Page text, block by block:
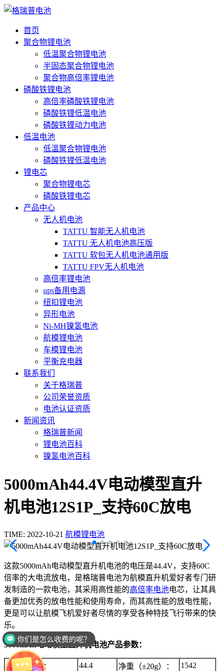
首页
聚合物锂电池
低温聚合物锂电池
半固态聚合物锂电池
聚合物高倍率锂电池
磷酸铁锂电池
高倍率磷酸铁锂电池
磷酸铁锂低温电池
磷酸铁锂动力电池
低温电池
低温聚合物锂电池
磷酸铁锂低温电池
锂电芯
聚合物锂电芯
磷酸铁锂电芯
产品中心
无人机电池
TATTU 智能无人机电池
TATTU 无人机电池高压版
TATTU 软包无人机电池通用版
TATTU FPV无人机电池
高倍率锂电池
ups备用电源
纽扣锂电池
异形电池
Ni-MH镍氢电池
航模锂电池
车模锂电池
平衡充电器
联系我们
关于格瑞普
公司荣誉资质
电池认证资质
新闻资讯
格瑞普新闻
锂电池百科
镍氢电池百科
5000mAh44.4V电动模型直升
机电池12S1P_支持60C放电
TIME: 2022-10-21 航模锂电池
这款5000mAh电动模型直升机电池的电压是44.4V，支持60C
倍率的大电流放电，是格瑞普电池为航模直升机爱好者专门研
发制造的一款电池，其采用高性能的高倍率电池电芯，让其具
备更加优秀的放电性能和使用寿命，而其高性能的放电性能，
更是可以让航模飞机爱好者尽情的享受各种特技飞行带来的快
乐。
5000mAh电动模型直升机电池产品参数：
电压（V）： 44.4 净重（±20g）：
1542
你们是怎么收费的呢？